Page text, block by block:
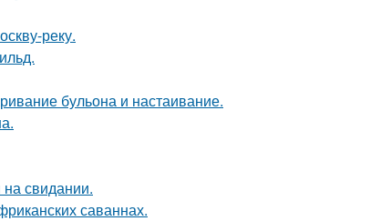
реку.
бульона и настаивание.
свидании.
саваннах.